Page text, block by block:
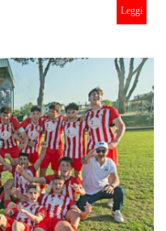
Spareggi Reno Bagnacavallo 0-0 dopo
Leggi